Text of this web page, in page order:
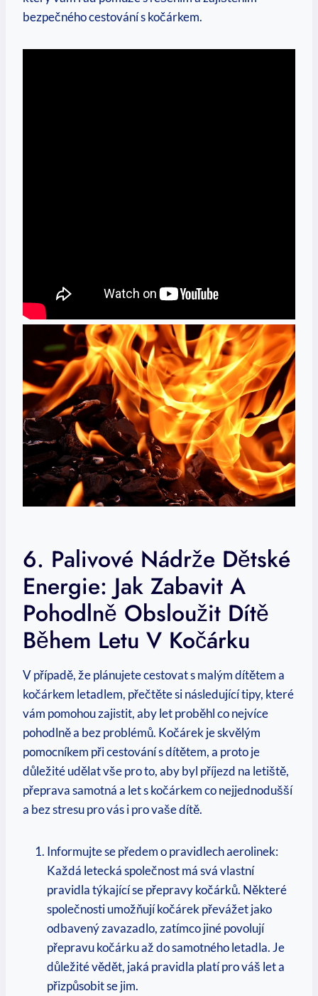
bezpečného cestování s kočárkem.
6. Palivové Nádrže Dětské
Energie: Jak Zabavit A
Pohodlně Obsloužit Dítě
Během Letu V Kočárku
V případě, že plánujete cestovat s malým dítětem a
kočárkem letadlem, přečtěte si následující tipy, které
vám pomohou zajistit, aby let proběhl co nejvíce
pohodlně a bez problémů. Kočárek je skvělým
pomocníkem při cestování s dítětem, a proto je
důležité udělat vše pro to, aby byl příjezd na letiště,
přeprava samotná a let s kočárkem co nejjednodušší
a bez stresu pro vás i pro vaše dítě.
Informujte se předem o pravidlech aerolinek:
Každá letecká společnost má svá vlastní
pravidla týkající se přepravy kočárků. Některé
společnosti umožňují kočárek převážet jako
odbavený zavazadlo, zatímco jiné povolují
přepravu kočárku až do samotného letadla. Je
důležité vědět, jaká pravidla platí pro váš let a
přizpůsobit se jim.